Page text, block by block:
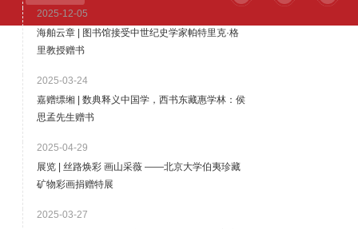
2025-12-05
海舶云章 | 图书馆接受中世纪史学家帕特里克·格
里教授赠书
2025-03-24
嘉赠缥缃 | 数典释义中国学，西书东藏惠学林：侯
思孟先生赠书
2025-04-29
展览 | 丝路焕彩 画山采薇 ——北京大学伯夷珍藏
矿物彩画捐赠特展
2025-03-27